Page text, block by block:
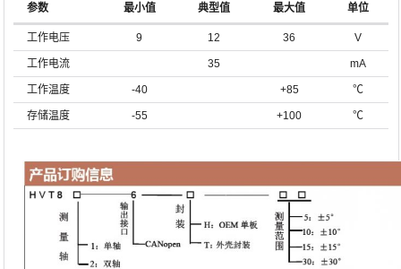
参数 最小值 典型值 最大值 单位
工作电压 9 12 36 V
工作电流 35 mA
工作温度 -40 +85 ℃
存储温度 -55 +100 ℃